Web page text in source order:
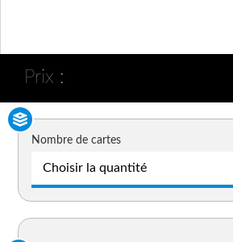
Prix :
Nombre de cartes